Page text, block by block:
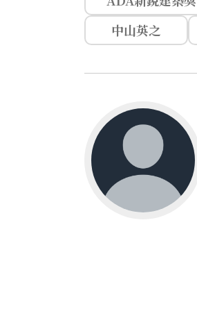
中山英之